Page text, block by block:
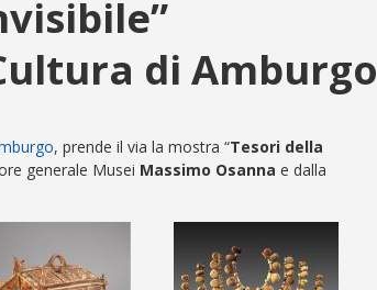
di Amburgo
, prende il via la mostra “Tesori della
generale Musei Massimo Osanna e dalla